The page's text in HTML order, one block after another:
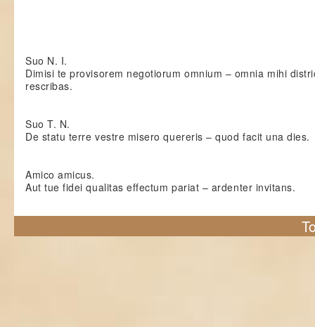
Suo N. I.
Dimisi te provisorem negotiorum omnium – omnia mihi
rescribas.
Suo T. N.
De statu terre vestre misero quereris – quod facit una dies.
Amico amicus.
Aut tue fidei qualitas effectum pariat – ardenter invitans.